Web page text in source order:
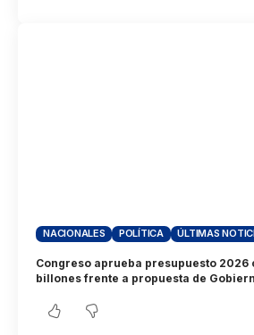
NACIONALES POLÍTICA ÚLTIMAS
Congreso aprueba presupuesto 2026
billones frente a propuesta de